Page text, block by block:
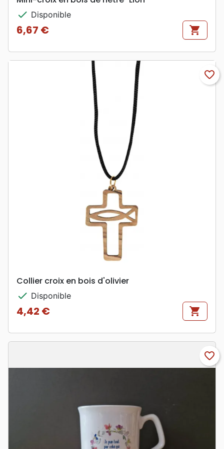
check Disponible
Prix
6,67 € shopping_cart
favorite_border
Collier croix en bois d'olivier
check Disponible
Prix
4,42 € shopping_cart
favorite_border